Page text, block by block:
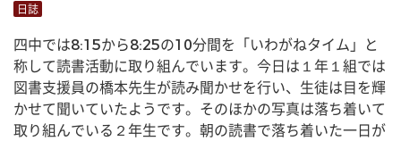
日誌
四中では8:15から8:25の10分間を「いわがねタイム」と
称して読書活動に取り組んでいます。今日は１年１組では
図書支援員の橋本先生が読み聞かせを行い、生徒は目を輝
かせて聞いていたようです。そのほかの写真は落ち着いて
取り組んでいる２年生です。朝の読書で落ち着いた一日が